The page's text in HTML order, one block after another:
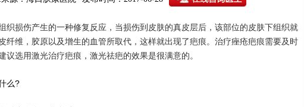
织损伤产生的一种修复反应，当损伤到皮肤的真皮层后，该部位的皮肤下组织就
纤维，胶原以及增生的血管所取代，这样就出现了疤痕。治疗痤疮疤痕需要及时
议选用激光治疗疤痕，激光祛疤的效果是很满意的。
么?